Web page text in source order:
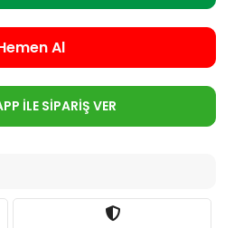
Al
İLE SİPARİŞ VER